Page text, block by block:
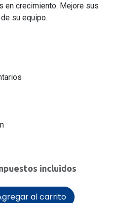
en crecimiento. Mejore sus
su equipo.
incluidos
al carrito